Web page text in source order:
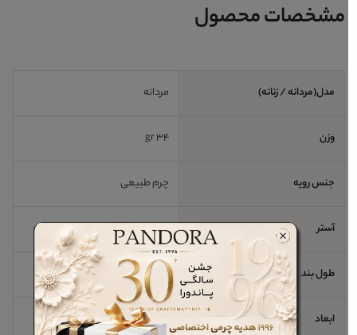
مشخصات محصول
مدل(مردانه / زنانه) مردانه
وزن 34 gr
جنس رویه چرم طبیعی
آستر چرم طبیعی
طول بند
ابعاد 10/5 * 7 cm